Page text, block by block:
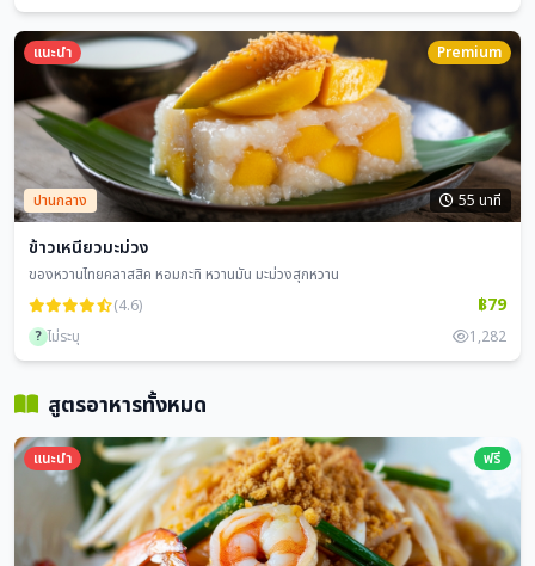
แนะนำ Premium
55 นาที
ปานกลาง
ข้าวเหนียวมะม่วง
ของหวานไทยคลาสสิค หอมกะทิ หวานมัน มะม่วงสุกหวาน
(4.6)
฿79
? ไม่ระบุ 1,282
สูตรอาหารทั้งหมด
แนะนำ ฟรี